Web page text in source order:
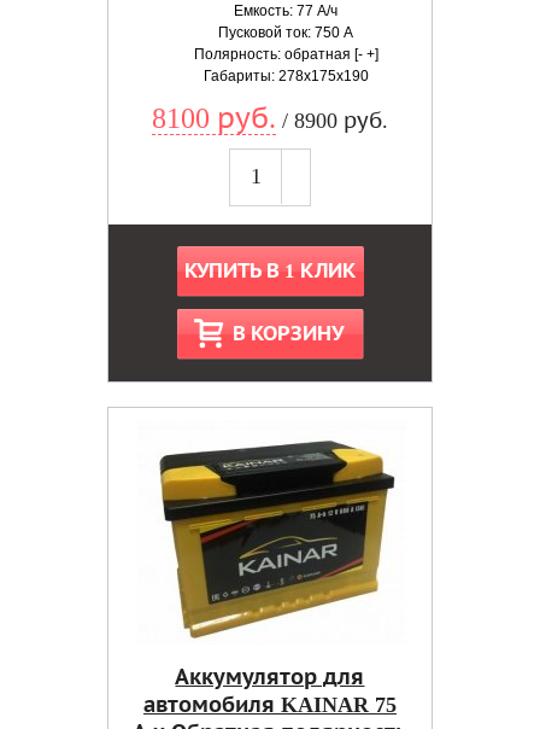
Емкость: 77 А/ч
Пусковой ток: 750 А
Полярность: обратная [- +]
Габариты: 278x175x190
8100 руб. / 8900 руб.
КУПИТЬ В 1 КЛИК
В КОРЗИНУ
Аккумулятор для
автомобиля KAINAR 75